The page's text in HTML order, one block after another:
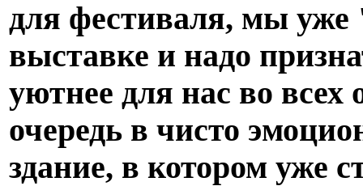
для фестиваля, мы
выставке и надо
уютнее для нас во
очередь в чисто
здание, в котором уже